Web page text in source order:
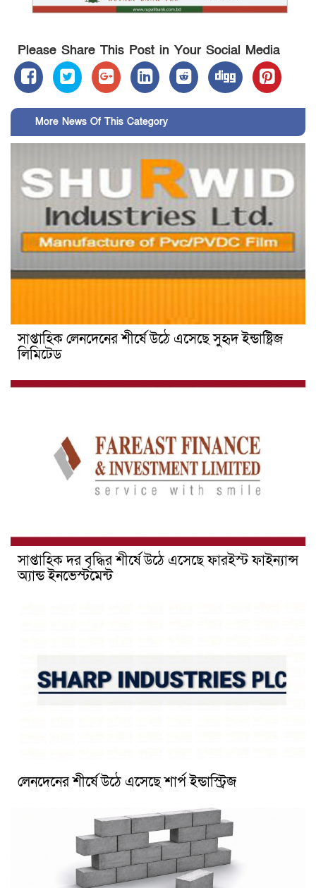
Please Share This Post in Your Social Media
More News Of This Category
সাপ্তাহিক লেনদেনের শীর্ষে উঠে এসেছে সুহৃদ ইন্ডাষ্ট্রিজ
লিমিটেড
সাপ্তাহিক দর বৃদ্ধির শীর্ষে উঠে এসেছে ফারইস্ট ফাইন্যান্স
অ্যান্ড ইনভেস্টমেন্ট
লেনদেনের শীর্ষে উঠে এসেছে শার্প ইন্ডাস্ট্রিজ